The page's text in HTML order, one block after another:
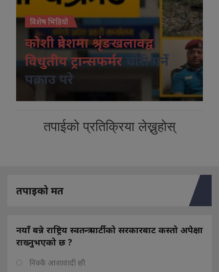
विशेष भिडियो
कोशी प्रदेशमा श्रृंङखलावद्व
विधुतीय ट्रान्सफर्मर
चोरी गर्ने
पक्राउ परे
तपाईको प्रतिक्रिया लेख्नुहोस्
तपाइको मत
नयाँ बन्ने राष्ट्रिय स्वतन्त्र पार्टीको सरकारबाट कस्तो अपेक्षा
राख्नुभएको छ ?
निक्कै आशावादी छौ